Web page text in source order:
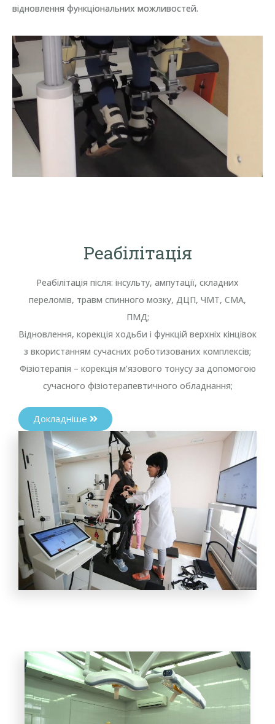
відновлення функціональних можливостей.
Реабілітація
Реабілітація після: інсульту, ампутації, складних
переломів, травм спинного мозку, ДЦП, ЧМТ, СМА,
ПМД;
Відновлення, корекція ходьби і функцій верхніх кінцівок
з вкористанням сучасних роботизованих комплексів;
Фізіотерапія – корекція м’язового тонусу за допомогою
сучасного фізіотерапевтичного обладнання;
Докладніше